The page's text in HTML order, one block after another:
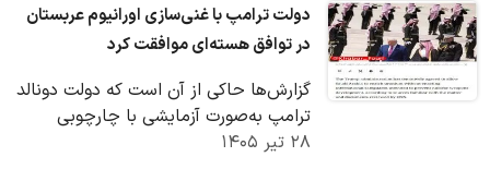
دولت ترامپ با غنی‌سازی اورانیوم عربستان
در توافق هسته‌ای موافقت کرد
گزارش‌ها حاکی از آن است که دولت دونالد
ترامپ به‌صورت آزمایشی با چارچوبی
موافقت کرده است که به عربستان سعودی
۲۸ تیر ۱۴۰۵